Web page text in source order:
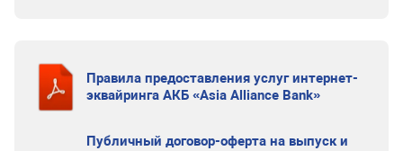
Правила предоставления услуг интернет-
эквайринга АКБ «Asia Alliance Bank»
Публичный договор-оферта на выпуск и